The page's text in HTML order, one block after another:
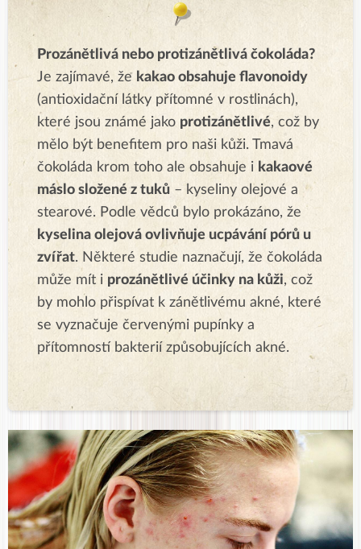
Prozánětlivá nebo protizánětlivá čokoláda?
Je zajímavé, že kakao obsahuje flavonoidy
(antioxidační látky přítomné v rostlinách),
které jsou známé jako protizánětlivé, což by
mělo být benefitem pro naši kůži. Tmavá
čokoláda krom toho ale obsahuje i kakaové
máslo složené z tuků – kyseliny olejové a
stearové. Podle vědců bylo prokázáno, že
kyselina olejová ovlivňuje ucpávání pórů u
zvířat. Některé studie naznačují, že čokoláda
může mít i prozánětlivé účinky na kůži, což
by mohlo přispívat k zánětlivému akné, které
se vyznačuje červenými pupínky a
přítomností bakterií způsobujících akné.